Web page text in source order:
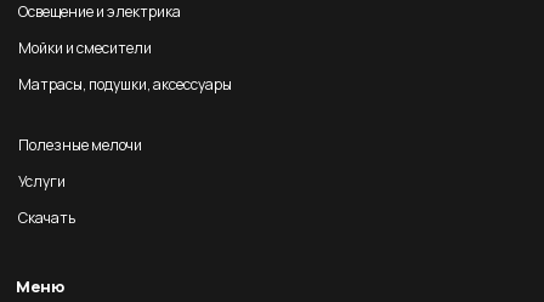
Освещение и электрика
Мойки и смесители
Матрасы, подушки, аксессуары
Полезные мелочи
Услуги
Скачать
Меню